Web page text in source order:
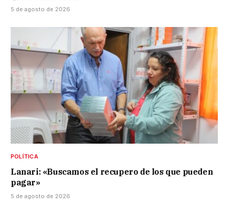
5 de agosto de 2026
POLÍTICA
Lanari: «Buscamos el recupero de los que pueden
pagar»
5 de agosto de 2026